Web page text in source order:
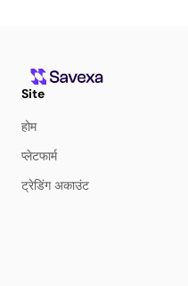
Site
होम
प्लेटफार्म
ट्रेडिंग अकाउंट